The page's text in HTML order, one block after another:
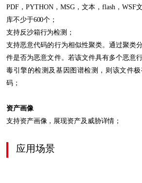
PDF，PYTHON，MSG，文本，flash，WSF
库不少于600个；
支持反沙箱行为检测；
支持恶意代码的行为相似性聚类。通过聚类
件是否为恶意文件。若该文件具有多个恶意
毒引擎的检测及基因图谱检测，则该文件
码；
资产画像
支持资产画像，展现资产及威胁详情；
应用场景